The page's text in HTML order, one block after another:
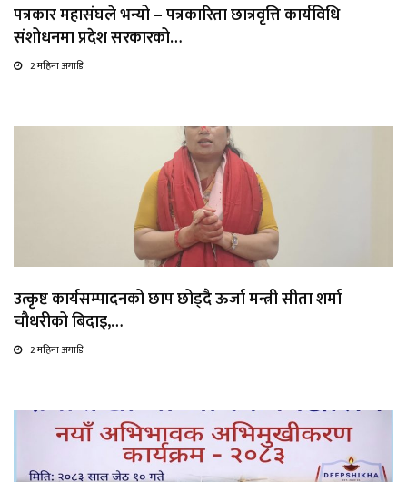
पत्रकार महासंघले भन्यो – पत्रकारिता छात्रवृत्ति कार्यविधि
संशोधनमा प्रदेश सरकारको…
2 महिना अगाडि
उत्कृष्ट कार्यसम्पादनको छाप छोड्दै ऊर्जा मन्त्री सीता शर्मा
चौधरीको बिदाइ,…
2 महिना अगाडि